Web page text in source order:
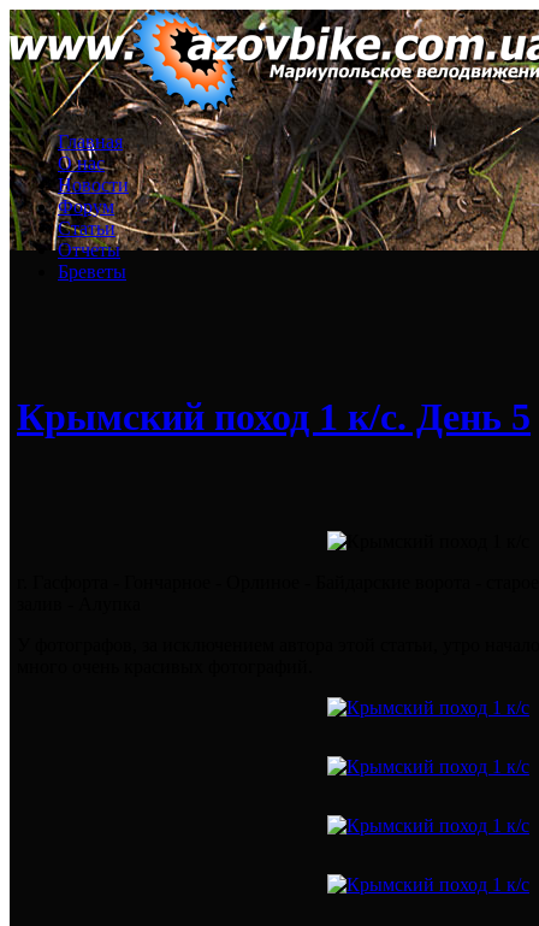
Главная
О нас
Новости
Форум
Статьи
Отчеты
Бреветы
Крымский поход 1 к/с. День 5